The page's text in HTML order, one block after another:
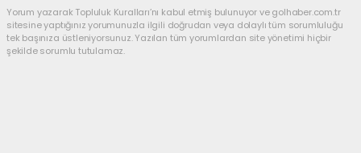
Yorum yazarak Topluluk Kuralları’nı kabul etmiş bulunuyor ve golhaber.com.tr
sitesine yaptığınız yorumunuzla ilgili doğrudan veya dolaylı tüm sorumluluğu
tek başınıza üstleniyorsunuz. Yazılan tüm yorumlardan site yönetimi hiçbir
şekilde sorumlu tutulamaz.